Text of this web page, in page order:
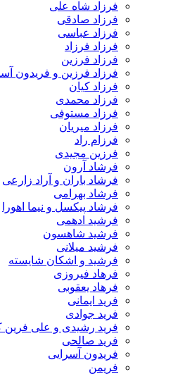
فرزاد شاه علی
فرزاد صادقی
فرزاد عباسی
فرزاد فرزاد
فرزاد فرزین
فرزاد فرزین و فریدون آسرایی
فرزاد کیان
فرزاد محمدی
فرزاد مستوفی
فرزاد میریان
فرزام راد
فرزین مجیدی
فرشاد آرون
فرشاد باران و آراد زارعی
فرشاد بهرامی
فرشاد پیکسل و نیما اهورا
فرشید ادهمی
فرشید شاهسون
فرشید میلانی
فرشید و اشکان شایسته
فرهاد فیروزی
فرهاد یعقوبی
فرید ایمانی
فرید جوادی
فرید رشیدی و علی فرین کیا
فرید صالحی
فریدون آسرایی